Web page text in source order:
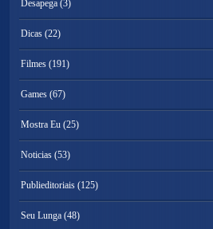
Desapega (3)
Dicas (22)
Filmes (191)
Games (67)
Mostra Eu (25)
Noticias (53)
Publieditoriais (125)
Seu Lunga (48)